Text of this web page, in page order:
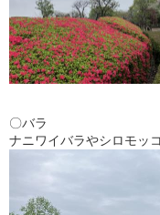
〇バラ
ナニワイバラやシロモッ